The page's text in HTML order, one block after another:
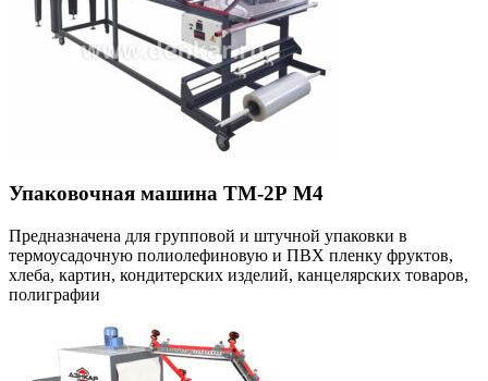
Упаковочная машина ТМ-2Р М4
Предназначена для групповой и штучной упаковки в
термоусадочную полиолефиновую и ПВХ пленку фруктов,
хлеба, картин, кондитерских изделий, канцелярских товаров,
полиграфии